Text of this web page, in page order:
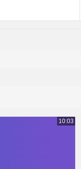
10:03